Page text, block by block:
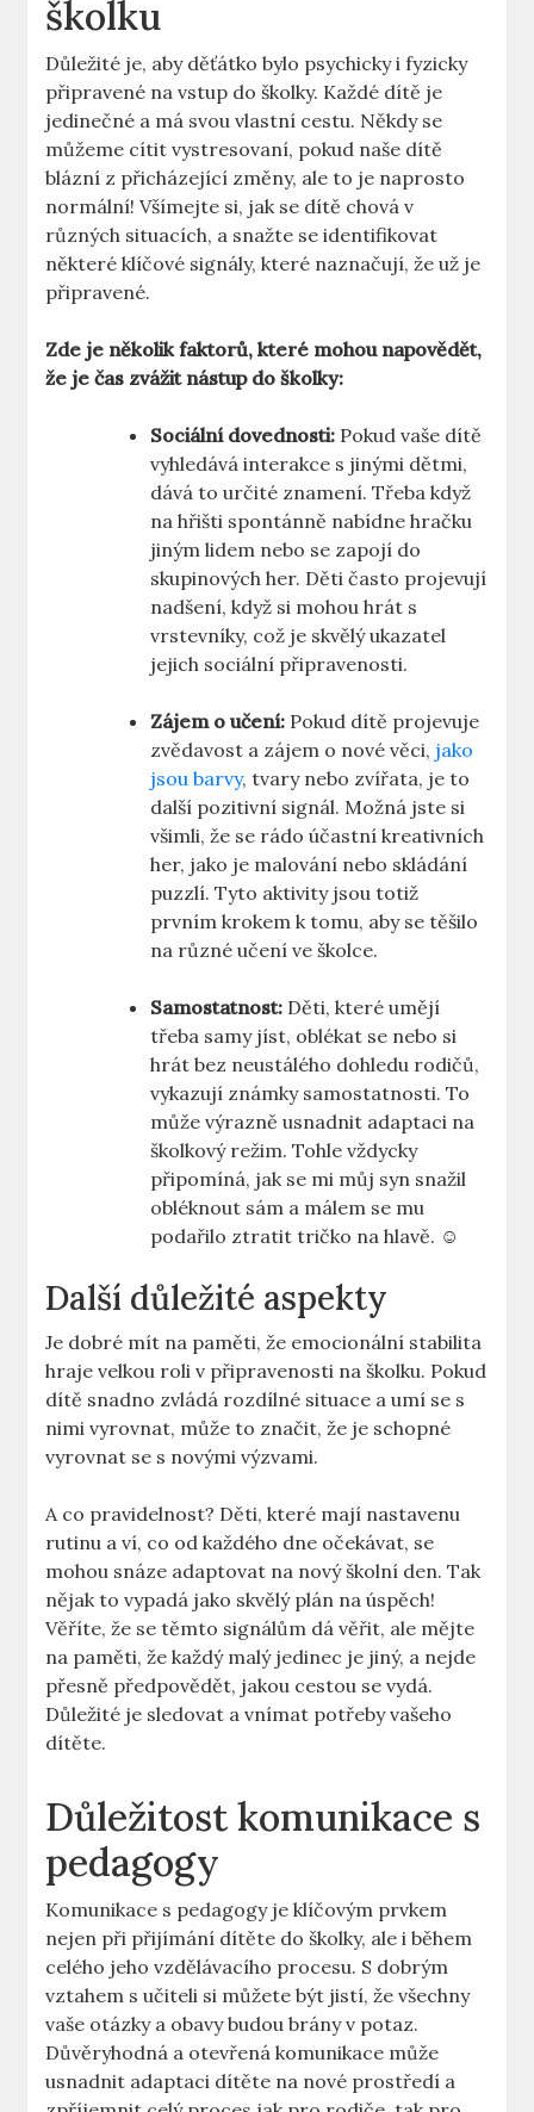
⁣školku
Důležité je, aby ⁤děťátko bylo psychicky i fyzicky
připravené‌ na vstup do ⁣školky.​ Každé dítě ‌je
jedinečné​ a má svou vlastní cestu. Někdy ⁢se
můžeme cítit vystresovaní, pokud naše⁤ dítě
blázní z přicházející změny, ale to je ⁣naprosto
normální! Všímejte si, jak se dítě‍ chová v
různých situacích, a snažte se identifikovat
‌některé klíčové signály, které naznačují, že‍ už je
připravené.
Zde​ je několik faktorů, které mohou napovědět,
že ⁤je čas zvážit nástup do školky:
Sociální dovednosti: ⁤Pokud vaše dítě
vyhledává ⁤interakce s jinými dětmi,
dává to určité znamení. Třeba když‍
na hřišti spontánně nabídne hračku
jiným lidem nebo se zapojí do
skupinových her. Děti často projevují
nadšení, když si mohou hrát s
vrstevníky, což je skvělý ukazatel
jejich sociální připravenosti.
Zájem o⁤ učení: Pokud dítě projevuje‌
zvědavost a zájem o⁢ nové věci, jako
jsou barvy, tvary​ nebo zvířata, je to
další pozitivní⁢ signál. Možná jste si
všimli, že⁢ se rádo účastní kreativních
⁢her,‌ jako je‍ malování nebo skládání
puzzlí. Tyto aktivity ​jsou totiž
prvním krokem ‍k tomu, aby se ​těšilo
na různé ⁤učení ve ⁢školce.
Samostatnost: Děti, které umějí
třeba samy jíst, oblékat⁣ se nebo si
hrát bez neustálého ‍dohledu ‌rodičů,
vykazují známky samostatnosti. To
může výrazně usnadnit adaptaci na
školkový režim. Tohle ‍vždycky
připomíná, jak se mi můj syn snažil
obléknout sám a málem se mu
podařilo ztratit tričko na hlavě.⁢ ☺️
Další⁤ důležité aspekty
Je dobré mít na paměti, že emocionální stabilita
hraje velkou roli⁢ v ⁣připravenosti na školku. Pokud
dítě snadno‍ zvládá rozdílné situace a umí se​ s
nimi vyrovnat, může to ⁢značit, že je schopné
vyrovnat se s novými výzvami.
A co pravidelnost? Děti, které mají nastavenu⁢
rutinu a ví, co od každého dne očekávat,‍ se
mohou snáze adaptovat⁤ na nový školní den.⁣ Tak
nějak to vypadá jako skvělý⁤ plán na úspěch!
Věříte, že se těmto⁣ signálům dá věřit, ale mějte
na paměti, ⁤že každý malý jedinec ​je ​jiný, a nejde
přesně předpovědět, jakou cestou se ​vydá.
Důležité‌ je sledovat a⁣ vnímat potřeby vašeho
dítěte.
Důležitost‌ komunikace s
pedagogy
Komunikace s pedagogy je klíčovým prvkem
nejen při přijímání dítěte do školky, ale i během
celého jeho vzdělávacího procesu. ‍S dobrým
vztahem‍ s učiteli⁣ si můžete​ být jistí, že všechny
vaše ​otázky a obavy ⁢budou brány v potaz.
Důvěryhodná‌ a otevřená komunikace může
usnadnit adaptaci dítěte na nové prostředí a